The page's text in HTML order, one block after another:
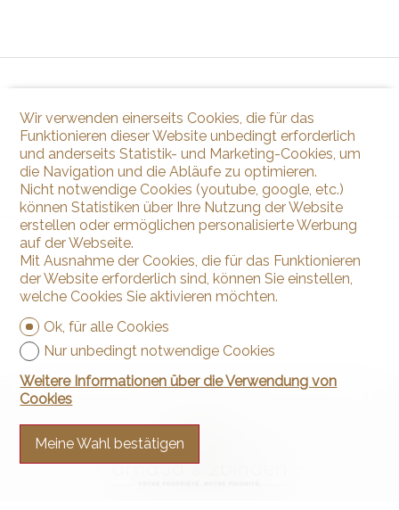
Wir verwenden einerseits Cookies, die für das
Funktionieren dieser Website unbedingt erforderlich
und anderseits Statistik- und Marketing-Cookies, um
die Navigation und die Abläufe zu optimieren.
Nicht notwendige Cookies (youtube, google, etc.)
können Statistiken über Ihre Nutzung der Website
erstellen oder ermöglichen personalisierte Werbung
auf der Webseite.
Mit Ausnahme der Cookies, die für das Funktionieren
der Website erforderlich sind, können Sie einstellen,
welche Cookies Sie aktivieren möchten.
Ok, für alle Cookies
Nur unbedingt notwendige Cookies
Weitere Informationen über die Verwendung von
Cookies
Meine Wahl bestätigen